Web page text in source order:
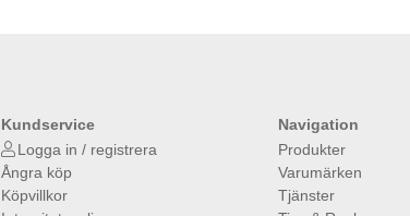
Kundservice
Logga in / registrera
Ångra köp
Köpvillkor
Navigation
Produkter
Varumärken
Tjänster